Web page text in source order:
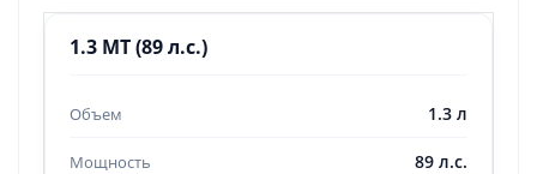
1.3 MT (89 л.с.)
1.3 л
89 л.с.